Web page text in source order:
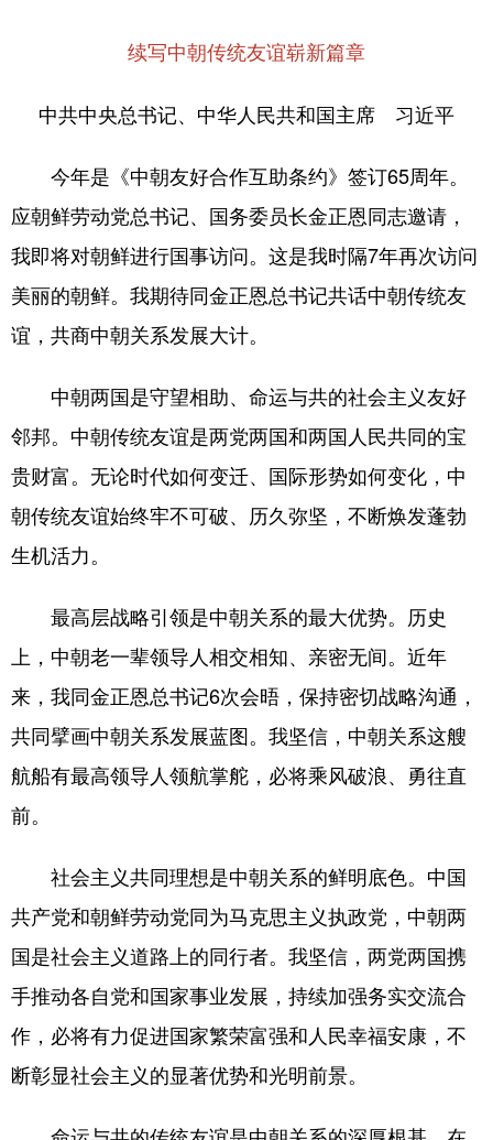
续写中朝传统友谊崭新篇章
中共中央总书记、中华人民共和国主席 习近平
今年是《中朝友好合作互助条约》签订65周年。
应朝鲜劳动党总书记、国务委员长金正恩同志邀请，
我即将对朝鲜进行国事访问。这是我时隔7年再次访问
美丽的朝鲜。我期待同金正恩总书记共话中朝传统友
谊，共商中朝关系发展大计。
中朝两国是守望相助、命运与共的社会主义友好
邻邦。中朝传统友谊是两党两国和两国人民共同的宝
贵财富。无论时代如何变迁、国际形势如何变化，中
朝传统友谊始终牢不可破、历久弥坚，不断焕发蓬勃
生机活力。
最高层战略引领是中朝关系的最大优势。历史
上，中朝老一辈领导人相交相知、亲密无间。近年
来，我同金正恩总书记6次会晤，保持密切战略沟通，
共同擘画中朝关系发展蓝图。我坚信，中朝关系这艘
航船有最高领导人领航掌舵，必将乘风破浪、勇往直
前。
社会主义共同理想是中朝关系的鲜明底色。中国
共产党和朝鲜劳动党同为马克思主义执政党，中朝两
国是社会主义道路上的同行者。我坚信，两党两国携
手推动各自党和国家事业发展，持续加强务实交流合
作，必将有力促进国家繁荣富强和人民幸福安康，不
断彰显社会主义的显著优势和光明前景。